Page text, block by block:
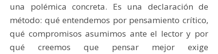
una polémica concreta. Es una declaración de
método: qué entendemos por pensamiento crítico,
qué compromisos asumimos ante el lector y por
qué creemos que pensar mejor exige